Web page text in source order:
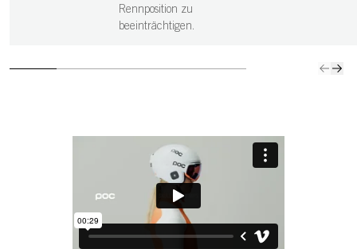
Rennposition zu
beeinträchtigen.